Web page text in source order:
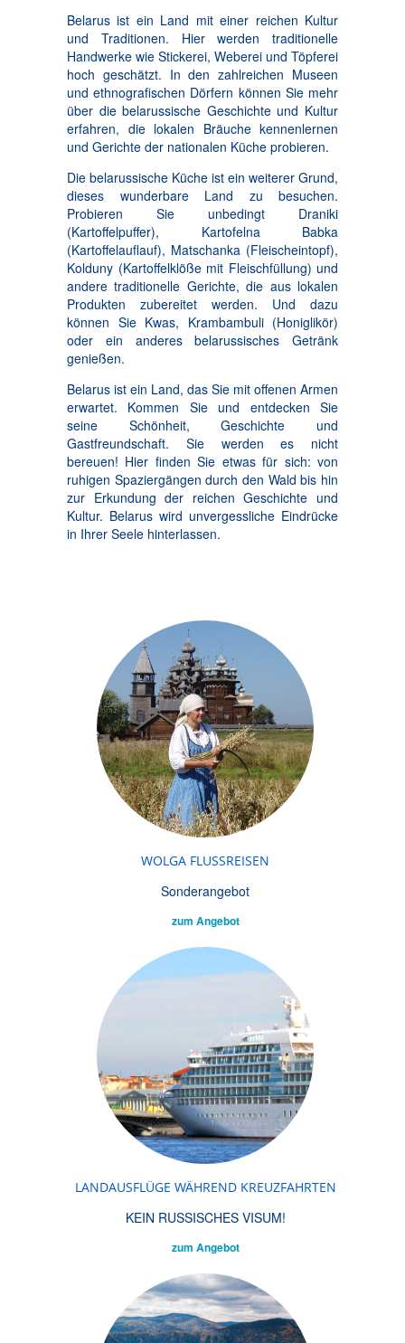
Belarus ist ein Land mit einer reichen Kultur
und Traditionen. Hier werden traditionelle
Handwerke wie Stickerei, Weberei und Töpferei
hoch geschätzt. In den zahlreichen Museen
und ethnografischen Dörfern können Sie mehr
über die belarussische Geschichte und Kultur
erfahren, die lokalen Bräuche kennenlernen
und Gerichte der nationalen Küche probieren.
Die belarussische Küche ist ein weiterer Grund,
dieses wunderbare Land zu besuchen.
Probieren Sie unbedingt Draniki
(Kartoffelpuffer), Kartofelna Babka
(Kartoffelauflauf), Matschanka (Fleischeintopf),
Kolduny (Kartoffelklöße mit Fleischfüllung) und
andere traditionelle Gerichte, die aus lokalen
Produkten zubereitet werden. Und dazu
können Sie Kwas, Krambambuli (Honiglikör)
oder ein anderes belarussisches Getränk
genießen.
Belarus ist ein Land, das Sie mit offenen Armen
erwartet. Kommen Sie und entdecken Sie
seine Schönheit, Geschichte und
Gastfreundschaft. Sie werden es nicht
bereuen! Hier finden Sie etwas für sich: von
ruhigen Spaziergängen durch den Wald bis hin
zur Erkundung der reichen Geschichte und
Kultur. Belarus wird unvergessliche Eindrücke
in Ihrer Seele hinterlassen.
WOLGA FLUSSREISEN
Sonderangebot
zum Angebot
LANDAUSFLÜGE WÄHREND KREUZFAHRTEN
KEIN RUSSISCHES VISUM!
zum Angebot